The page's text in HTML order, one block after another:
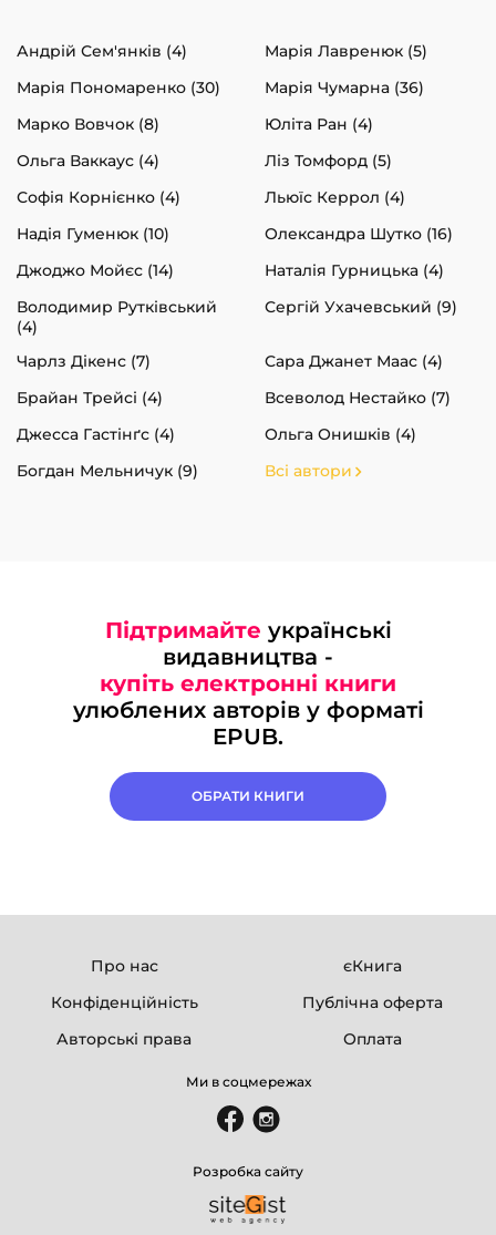
Андрій Сем'янків (4)
Марія Лавренюк (5)
Марія Пономаренко (30)
Марія Чумарна (36)
Марко Вовчок (8)
Юліта Ран (4)
Ольга Ваккаус (4)
Ліз Томфорд (5)
Софія Корнієнко (4)
Льюїс Керрол (4)
Надія Гуменюк (10)
Олександра Шутко (16)
Джоджо Мойєс (14)
Наталія Гурницька (4)
Володимир Рутківський
(4)
Сергій Ухачевський (9)
Чарлз Дікенс (7)
Сара Джанет Маас (4)
Брайан Трейсі (4)
Всеволод Нестайко (7)
Джесса Гастінґс (4)
Ольга Онишків (4)
Богдан Мельничук (9)
Всі автори
Підтримайте українські
видавництва -
купіть електронні книги
улюблених авторів у форматі
EPUB.
ОБРАТИ КНИГИ
Про нас
єКнига
Конфіденційність
Публічна оферта
Авторські права
Оплата
Ми в соцмережах
Розробка сайту